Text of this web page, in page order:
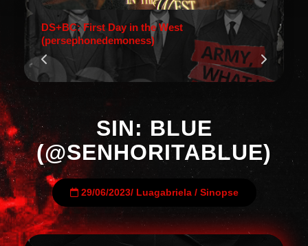
DS+BC: First Day in the West
(persephonedemoness)
SIN: BLUE
(@SENHORITABLUE)
29/06/2023/ Luagabriela/ Sinopse